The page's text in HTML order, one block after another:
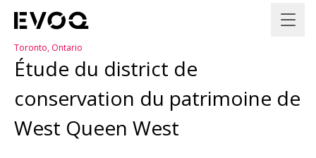
Toronto, Ontario
Étude du district de
conservation du patrimoine de
West Queen West